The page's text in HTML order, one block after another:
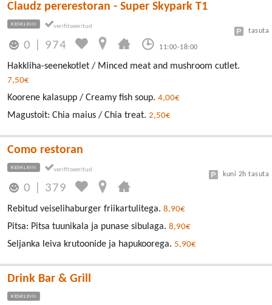
Claudz pererestoran - Super Skypark T1
KESKLINN
0 974 11:00-18:00
tasuta
Hakkliha-seenekotlet / Minced meat and mushroom cutlet.
7,50€
Koorene kalasupp / Creamy fish soup. 4,00€
Magustoit: Chia maius / Chia treat. 2,50€
Como restoran
KESKLINN
0 379
kuni 2h tasuta
Rebitud veiselihaburger friikartulitega. 8,90€
Pitsa: Pitsa tuunikala ja punase sibulaga. 8,90€
Seljanka leiva krutoonide ja hapukoorega. 5,90€
Drink Bar & Grill
KESKLINN